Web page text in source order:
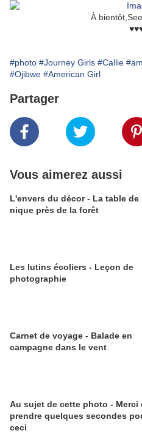
À
#photo #Journey Girls #Callie
#Ojibwe #American Girl
Partager
Vous aimerez aussi
L'envers du décor - La table de
nique près de la forêt
Les lutins écoliers - Leçon de
photographie
Carnet de voyage - Balade en
campagne dans le vent
Au sujet de cette photo - Merci
prendre quelques secondes
ceci